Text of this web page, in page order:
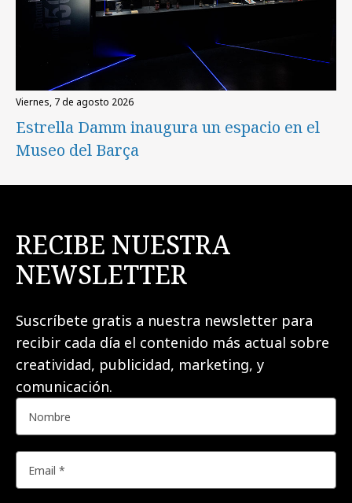
viernes, 7 de agosto 2026
Estrella Damm inaugura un espacio en el
Museo del Barça
RECIBE NUESTRA
NEWSLETTER
Suscríbete gratis a nuestra newsletter para
recibir cada día el contenido más actual sobre
creatividad, publicidad, marketing, y
comunicación.